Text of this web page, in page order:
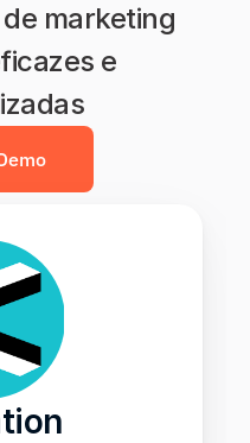
marketing
e